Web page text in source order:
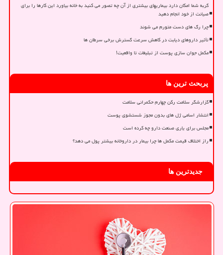
گربه شما امکان دارد بیماریهای بیشتری از آن چه تصور می کنید به خانه بیاورد این کارها را برای
صیانت از خود انجام دهید
چرا رگ های دست متورم می شوند
تأثیر داروهای دیابت در کاهش سرعت گسترش برخی سرطان ها
مکمل جوان سازی پوست از تبلیغات تا واقعیت!
پربحث ترین ها
گزارشگر سلامت رکن چهارم حکمرانی سلامت
انتشار اسامی ژل های بدون مجوز شستشوی پوست
مجلس برای یاری صنعت دارو چه کرده است
راز اختلاف قیمت مکمل ها چرا بیمار در داروخانه بیشتر پول می دهد؟
جدیدترین ها